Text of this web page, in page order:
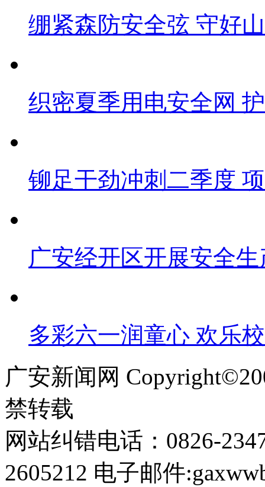
绷紧森防安全弦 守好
织密夏季用电安全网
铆足干劲冲刺二季度
广安经开区开展安全
多彩六一润童心 欢乐
广安新闻网
禁转载
网站纠错电话：0826-
2605212 电子邮件